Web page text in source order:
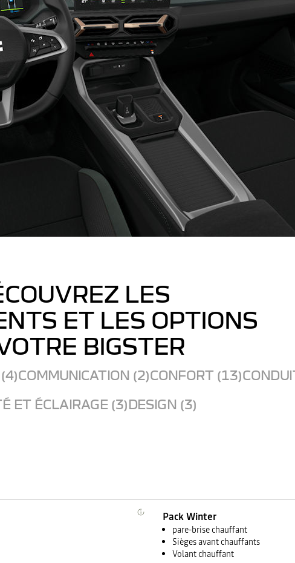
LES
ET LES OPTIONS
BIGSTER
COMMUNICATION (2)CONFORT (13)
ET ÉCLAIRAGE (3)DESIGN (3)
Pack Winter
pare-brise chauffant
Sièges avant chauffants
Volant chauffant